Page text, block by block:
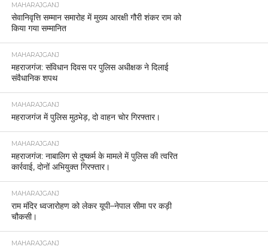
MAHARAJGANJ
सेवानिवृत्ति सम्मान समारोह में मुख्य आरक्षी गौरी शंकर राम को
किया गया सम्मानित
MAHARAJGANJ
महराजगंज: संविधान दिवस पर पुलिस अधीक्षक ने दिलाई
संवैधानिक शपथ
MAHARAJGANJ
महराजगंज में पुलिस मुठभेड़, दो वाहन चोर गिरफ्तार।
MAHARAJGANJ
महराजगंज: नाबालिग से दुष्कर्म के मामले में पुलिस की त्वरित
कार्रवाई, दोनों अभियुक्त गिरफ्तार।
MAHARAJGANJ
राम मंदिर ध्वजारोहण को लेकर यूपी–नेपाल सीमा पर कड़ी
चौकसी।
MAHARAJGANJ